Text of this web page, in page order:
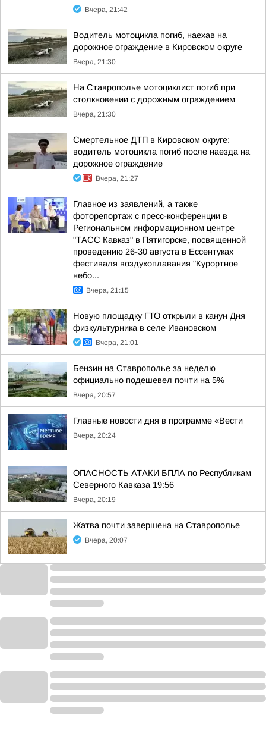
Вчера, 21:42
Водитель мотоцикла погиб, наехав на
дорожное ограждение в Кировском округе
Вчера, 21:30
На Ставрополье мотоциклист погиб при
столкновении с дорожным ограждением
Вчера, 21:30
Смертельное ДТП в Кировском округе:
водитель мотоцикла погиб после наезда на
дорожное ограждение
Вчера, 21:27
Главное из заявлений, а также
фоторепортаж с пресс-конференции в
Региональном информационном центре
"ТАСС Кавказ" в Пятигорске, посвященной
проведению 26-30 августа в Ессентуках
фестиваля воздухоплавания "Курортное
небо...
Вчера, 21:15
Новую площадку ГТО открыли в канун Дня
физкультурника в селе Ивановском
Вчера, 21:01
Бензин на Ставрополье за неделю
официально подешевел почти на 5%
Вчера, 20:57
Главные новости дня в программе «Вести
Вчера, 20:24
ОПАСНОСТЬ АТАКИ БПЛА по Республикам
Северного Кавказа 19:56
Вчера, 20:19
Жатва почти завершена на Ставрополье
Вчера, 20:07